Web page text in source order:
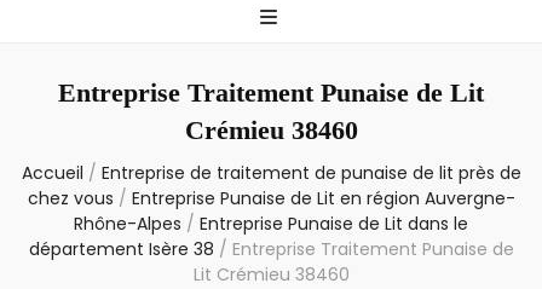
– Info
Entreprise Traitement Punaise de Lit
Crémieu 38460
Accueil / Entreprise de traitement de punaise de lit près de
chez vous / Entreprise Punaise de Lit en région Auvergne-
Rhône-Alpes / Entreprise Punaise de Lit dans le
département Isère 38 / Entreprise Traitement Punaise de
Lit Crémieu 38460